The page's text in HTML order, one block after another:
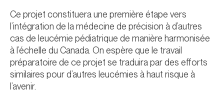
Ce projet constituera une première étape vers
l’intégration de la médecine de précision à d’autres
cas de leucémie pédiatrique de manière harmonisée
à l’échelle du Canada. On espère que le travail
préparatoire de ce projet se traduira par des efforts
similaires pour d’autres leucémies à haut risque à
l’avenir.